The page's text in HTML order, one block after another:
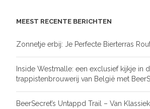
MEEST RECENTE BERICHTEN
Zonnetje erbij: Je Perfecte Bierterras
Inside Westmalle: een exclusief kijkje in
trappistenbrouwerij van België met
BeerSecret’s Untappd Trail – Van